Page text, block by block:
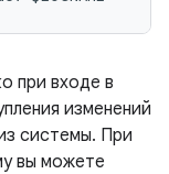
при входе в
изменений
системы. При
вы можете